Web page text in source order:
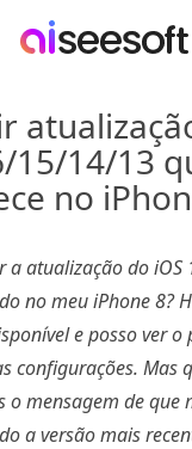
15/14/13
no
a atualização do
no meu iPhone 8?
e posso ver o
configurações. Mas
o mensagem de que
a versão mais